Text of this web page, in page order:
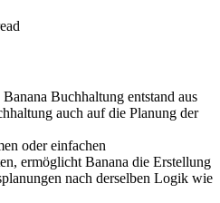
Buchhaltung entstand aus
auch auf die Planung der
oder einfachen
ermöglicht Banana die Erstellung
nach derselben Logik wie